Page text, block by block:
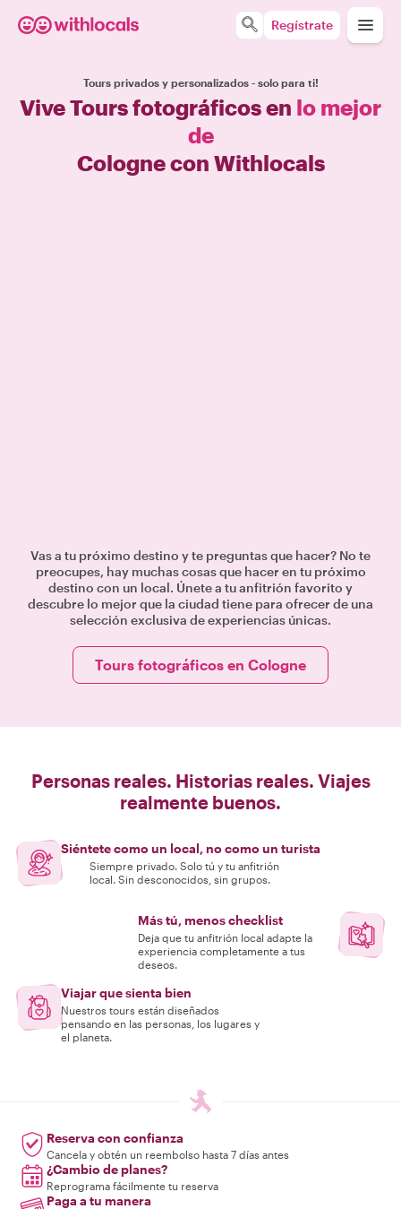
Regístrate
Tours privados y personalizados - solo para ti!
Vive Tours fotográficos en lo mejor
de
Cologne con Withlocals
Vas a tu próximo destino y te preguntas que hacer? No te
preocupes, hay muchas cosas que hacer en tu próximo
destino con un local. Únete a tu anfitrión favorito y
descubre lo mejor que la ciudad tiene para ofrecer de una
selección exclusiva de experiencias únicas.
Tours fotográficos en Cologne
Personas reales. Historias reales. Viajes
realmente buenos.
Siéntete como un local, no como un turista
Siempre privado. Solo tú y tu anfitrión
local. Sin desconocidos, sin grupos.
Más tú, menos checklist
Deja que tu anfitrión local adapte la
experiencia completamente a tus
deseos.
Viajar que sienta bien
Nuestros tours están diseñados
pensando en las personas, los lugares y
el planeta.
Reserva con confianza
Cancela y obtén un reembolso hasta 7 días antes
¿Cambio de planes?
Reprograma fácilmente tu reserva
Paga a tu manera